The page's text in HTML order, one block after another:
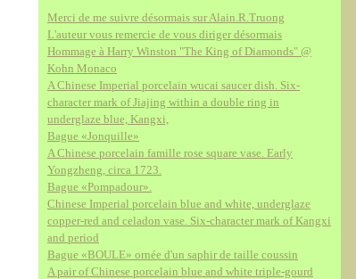
Merci de me suivre désormais sur Alain.R.Truong
L'auteur vous remercie de vous diriger désormais
Hommage à Harry Winston "The King of Diamonds" @
Kohn Monaco
A Chinese Imperial porcelain wucai saucer dish. Six-
character mark of Jiajing within a double ring in
underglaze blue, Kangxi,
Bague «Jonquille»
A Chinese porcelain famille rose square vase. Early
Yongzheng, circa 1723.
Bague «Pompadour».
Chinese Imperial porcelain blue and white, underglaze
copper-red and celadon vase. Six-character mark of Kangxi
and period
Bague «BOULE» ornée d'un saphir de taille coussin
A pair of Chinese porcelain blue and white triple-gourd